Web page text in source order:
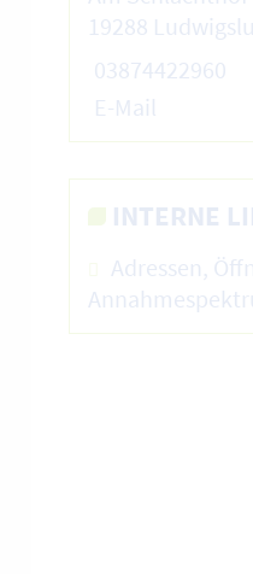
19288
03874422960
E-Mail
INTERNE
Adressen,